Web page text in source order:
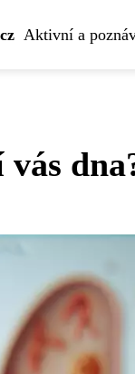
Aktivní a